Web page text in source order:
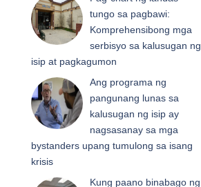
tungo sa pagbawi:
Komprehensibong mga
serbisyo sa kalusugan ng
isip at pagkagumon
Ang programa ng
pangunang lunas sa
kalusugan ng isip ay
nagsasanay sa mga
bystanders upang tumulong sa isang
krisis
Kung paano binabago ng